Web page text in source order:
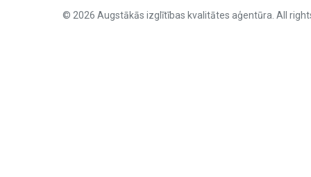
© 2026 Augstākās izglītības kvalitātes aģentūra. All